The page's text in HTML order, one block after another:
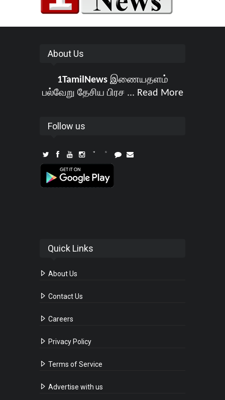
About Us
1TamilNewsஇணையதளம்
பல்வேறு தேசிய பிரச ... Read More
Follow us
Quick Links
About Us
Contact Us
Careers
Privacy Policy
Terms of Service
Advertise with us